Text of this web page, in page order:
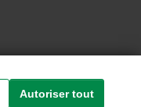
Autoriser tout